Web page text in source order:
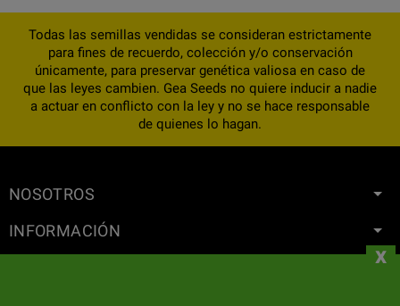
Todas las semillas vendidas se consideran estrictamente
para fines de recuerdo, colección y/o conservación
únicamente, para preservar genética valiosa en caso de
que las leyes cambien. Gea Seeds no quiere inducir a nadie
a actuar en conflicto con la ley y no se hace responsable
de quienes lo hagan.
NOSOTROS
INFORMACIÓN
x